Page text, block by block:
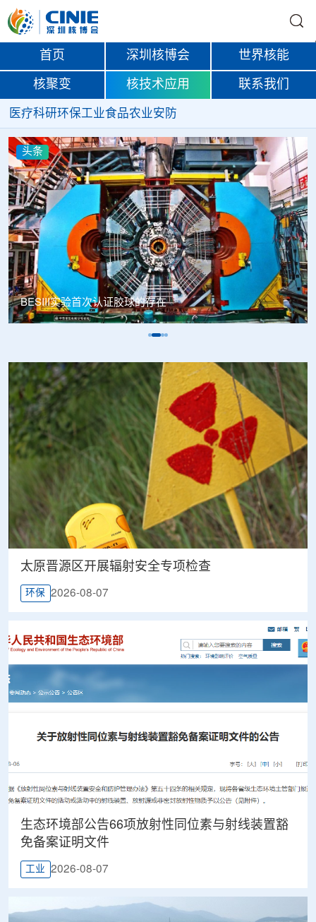
首页 深圳核博会 世界核能
核聚变 核技术应用 联系我们
医疗科研环保工业食品农业安防
头条
Thor Medical从AlphaOne首次交付高纯度钍-228，商业供货
启动
太原晋源区开展辐射安全专项检查
环保 2026-08-07
生态环境部公告66项放射性同位素与射线装置豁
免备案证明文件
工业 2026-08-07